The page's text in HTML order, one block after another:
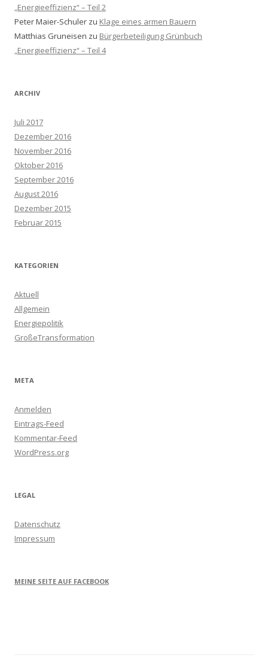
„Energieeffizienz“ – Teil 2
Peter Maier-Schuler zu Klage eines armen Bauern
Matthias Gruneisen zu Bürgerbeteiligung Grünbuch
„Energieeffizienz“ – Teil 4
ARCHIV
Juli 2017
Dezember 2016
November 2016
Oktober 2016
September 2016
August 2016
Dezember 2015
Februar 2015
KATEGORIEN
Aktuell
Allgemein
Energiepolitik
GroßeTransformation
META
Anmelden
Eintrags-Feed
Kommentar-Feed
WordPress.org
LEGAL
Datenschutz
Impressum
MEINE SEITE AUF FACEBOOK